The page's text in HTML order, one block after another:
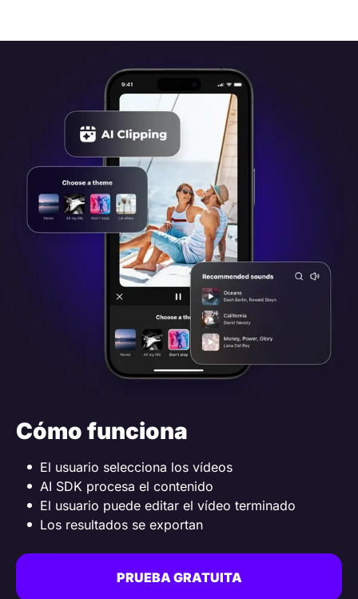
Cómo funciona
El usuario selecciona los vídeos
AI SDK procesa el contenido
El usuario puede editar el vídeo terminado
Los resultados se exportan
PRUEBA GRATUITA